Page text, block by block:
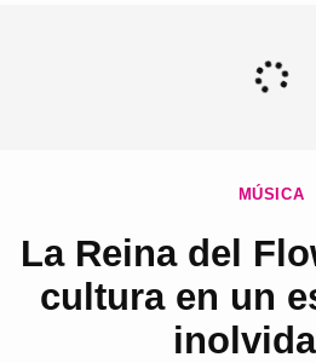
MÚSICA
La Reina del
cultura en un